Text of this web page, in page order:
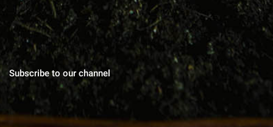
Subscribe to our channel